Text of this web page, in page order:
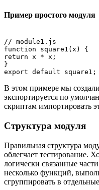
Пример простого модуля
// module1.js
function square1(x) {
return x * x;
}
В этом примере мы
экспортируется по
скриптам импортировать
Структура модуля
Правильная структура
облегчает тестирование.
логически связанные
несколько функций,
сгруппировать в